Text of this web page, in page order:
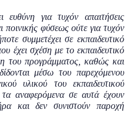
για τυχόν απαιτήσεις
ποινικής φύσεως ούτε για τυχόν
συμμετέχει σε εκπαιδευτικό
έχει σχέση με το εκπαιδευτικό
του προγράμματος, καθώς και
μέσω του παρεχόμενου
υλικού του εκπαιδευτικού
αναφερόμενα σε αυτά έχουν
και δεν συνιστούν παροχή